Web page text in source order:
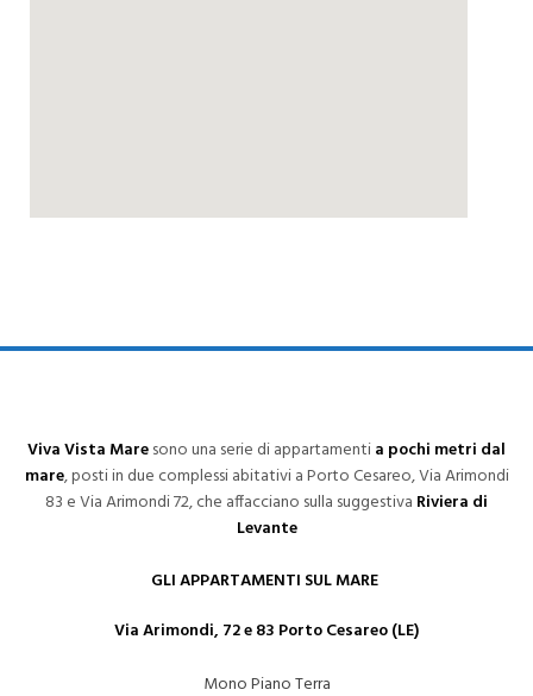
Viva Vista Maresono una serie di appartamentia pochi metri dal
mare, posti in due complessi abitativi a Porto Cesareo, Via Arimondi
83 e Via Arimondi 72, che affacciano sulla suggestiva Riviera di
Levante
GLI APPARTAMENTI SUL MARE
Via Arimondi, 72 e 83 Porto Cesareo (LE)
Mono Piano Terra